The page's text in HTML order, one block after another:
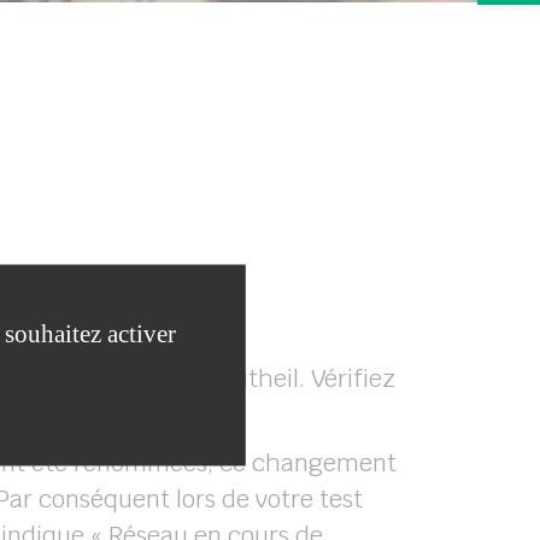
haut débit sur Beautheil. Vérifiez
été renommées, ce changement
conséquent lors de votre test
activer